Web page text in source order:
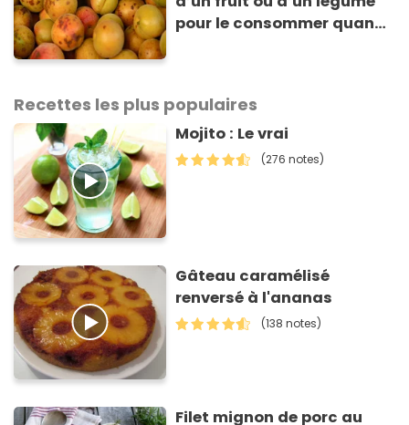
pour le consommer quand
Recettes les plus populaires
Mojito : Le vrai
(276 notes)
Gâteau caramélisé
renversé à l'ananas
(138 notes)
Filet mignon de porc au